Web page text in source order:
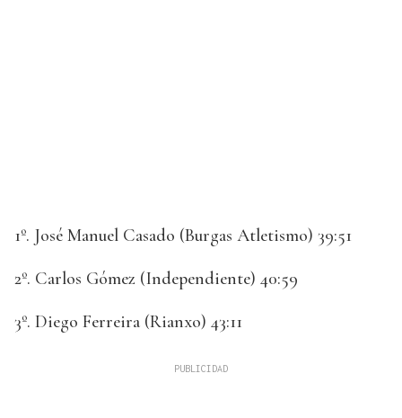
1º. José Manuel Casado (Burgas Atletismo) 39:51
2º. Carlos Gómez (Independiente) 40:59
3º. Diego Ferreira (Rianxo) 43:11